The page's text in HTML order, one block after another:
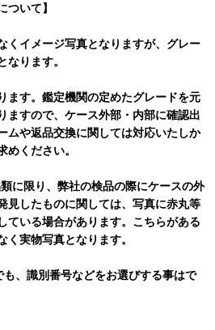
ついて】
くイメージ写真となりますが、グレー
なります。
ます。鑑定機関の定めたグレードを元
ますので、ケース外部・内部に確認出
ムや返品交換に関しては対応いたしか
ください。
に限り、弊社の検品の際にケースの外
見したものに関しては、写真に赤丸等
ている場合があります。こちらがある
く実物写真となります。
も、識別番号などをお選びする事はで